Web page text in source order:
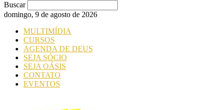
Buscar
domingo, 9 de agosto de 2026
MULTIMÍDIA
CURSOS
AGENDA DE DEUS
SEJA SÓCIO
SEJA OÁSIS
CONTATO
EVENTOS